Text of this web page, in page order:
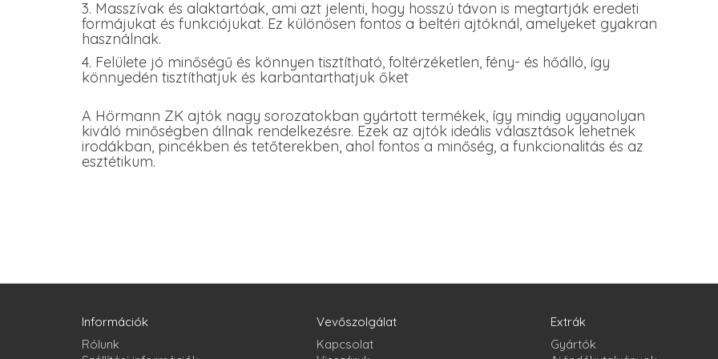
3. Masszívak és alaktartóak, ami azt jelenti, hogy hosszú távon is megtartják eredeti
formájukat és funkciójukat. Ez különösen fontos a beltéri ajtóknál, amelyeket gyakran
használnak.
4. Felülete jó minőségű és könnyen tisztítható, foltérzéketlen, fény- és hőálló, így
könnyedén tisztíthatjuk és karbantarthatjuk őket
A Hörmann ZK ajtók nagy sorozatokban gyártott termékek, így mindig ugyanolyan
kiváló minőségben állnak rendelkezésre. Ezek az ajtók ideális választások lehetnek
irodákban, pincékben és tetőterekben, ahol fontos a minőség, a funkcionalitás és az
esztétikum.
Információk
Rólunk
Vevőszolgálat
Kapcsolat
Extrák
Gyártók